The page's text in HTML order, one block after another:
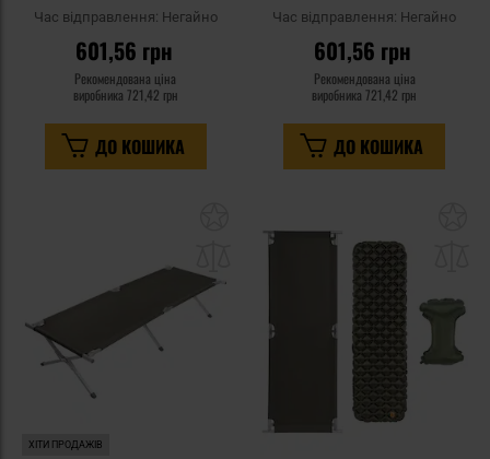
Час відправлення: Негайно
601,56 грн
Рекомендована ціна
виробника 721,42 грн
ДО КОШИКА
Час відправлення: Негайно
601,56 грн
Рекомендована ціна
виробника 721,42 грн
ДО КОШИКА
ХІТИ ПРОДАЖІВ